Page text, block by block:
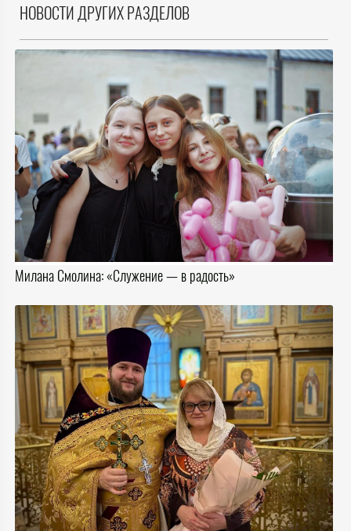
НОВОСТИ ДРУГИХ РАЗДЕЛОВ
Милана Смолина: «Служение — в радость»